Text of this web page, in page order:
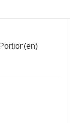
Portion(en)